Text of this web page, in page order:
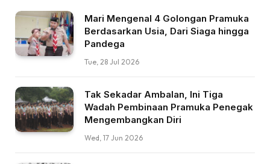
Mari Mengenal 4 Golongan Pramuka
Berdasarkan Usia, Dari Siaga hingga
Pandega
Tue, 28 Jul 2026
Tak Sekadar Ambalan, Ini Tiga
Wadah Pembinaan Pramuka Penegak
Mengembangkan Diri
Wed, 17 Jun 2026